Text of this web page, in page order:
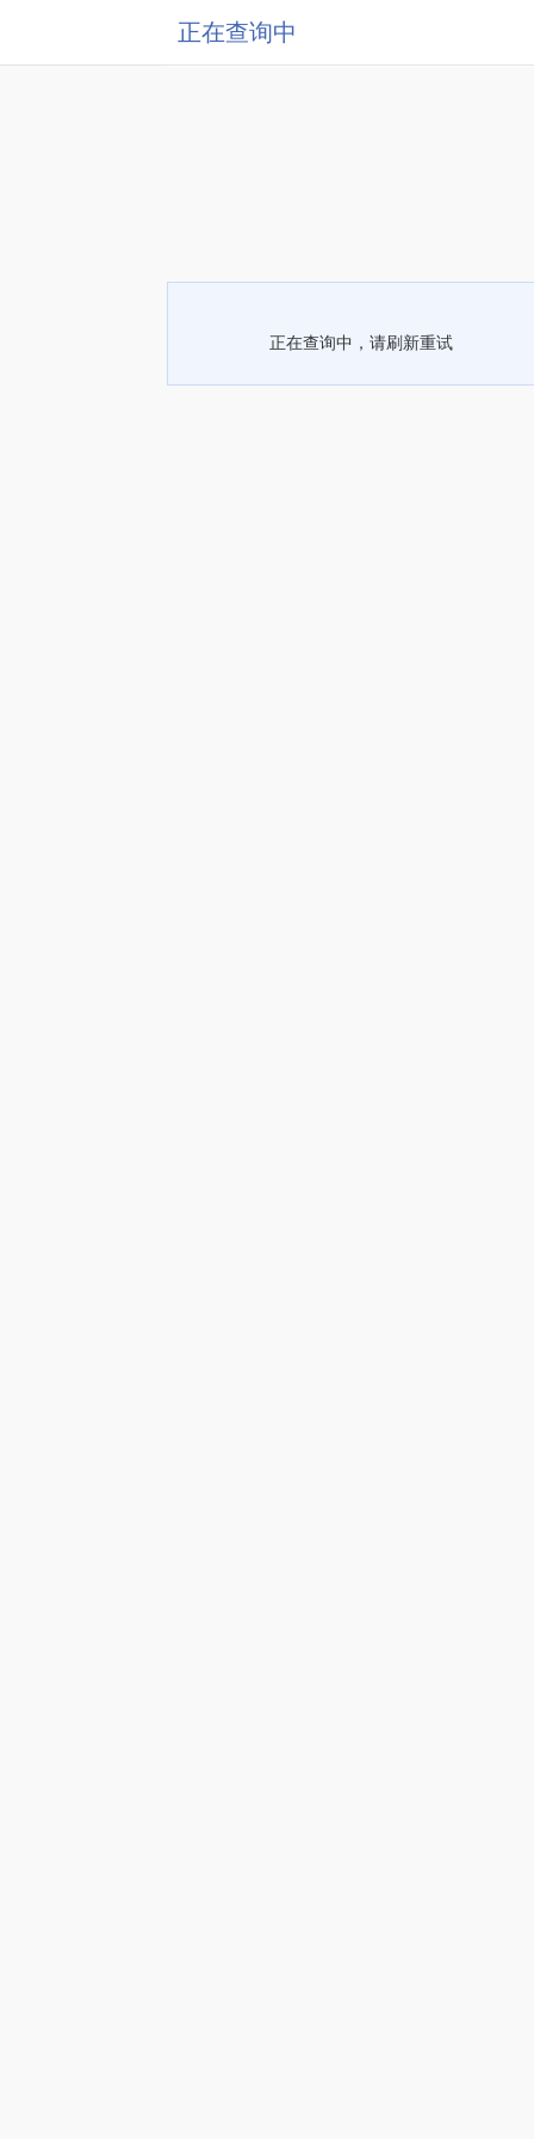
正在查询中
正在查询中，请刷新重试